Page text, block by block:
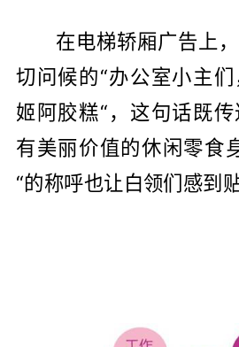
在电梯轿厢广告上
切问候的“办公室小主
姬阿胶糕“，这句话既
有美丽价值的休闲零食
“的称呼也让白领们感到贴